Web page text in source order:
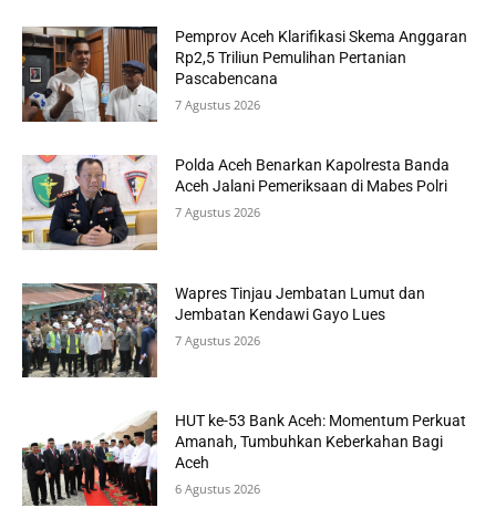
Pemprov Aceh Klarifikasi Skema Anggaran
Rp2,5 Triliun Pemulihan Pertanian
Pascabencana
7 Agustus 2026
Polda Aceh Benarkan Kapolresta Banda
Aceh Jalani Pemeriksaan di Mabes Polri
7 Agustus 2026
Wapres Tinjau Jembatan Lumut dan
Jembatan Kendawi Gayo Lues
7 Agustus 2026
HUT ke-53 Bank Aceh: Momentum Perkuat
Amanah, Tumbuhkan Keberkahan Bagi
Aceh
6 Agustus 2026